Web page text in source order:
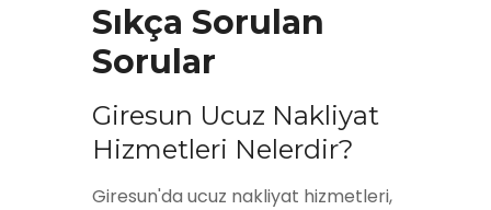
Sıkça Sorulan
Sorular
Giresun Ucuz Nakliyat
Hizmetleri Nelerdir?
Giresun'da ucuz nakliyat hizmetleri,